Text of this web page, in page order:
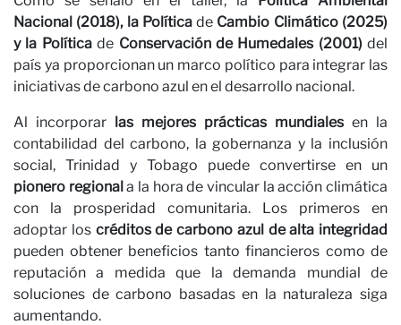
Nacional (2018), la Políticade Cambio Climático (2025)
y la Políticade Conservación de Humedales (2001)del
país ya proporcionan un marco político para integrar las
iniciativas de carbono azul en el desarrollo nacional.
Al incorporar las mejores prácticas mundiales en la
contabilidad del carbono, la gobernanza y la inclusión
social, Trinidad y Tobago puede convertirse en un
pionero regionala la hora de vincular la acción climática
con la prosperidad comunitaria. Los primeros en
adoptar los créditos de carbono azul de alta integridad
pueden obtener beneficios tanto financieros como de
reputación a medida que la demanda mundial de
soluciones de carbono basadas en la naturaleza siga
aumentando.